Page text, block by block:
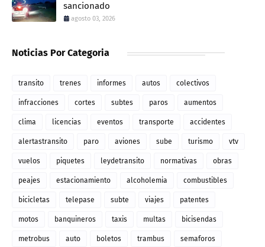
sancionado
agosto 03, 2026
Noticias Por Categoria
transito trenes informes autos colectivos
infracciones cortes subtes paros aumentos
clima licencias eventos transporte accidentes
alertastransito paro aviones sube turismo vtv
vuelos piquetes leydetransito normativas obras
peajes estacionamiento alcoholemia combustibles
bicicletas telepase subte viajes patentes
motos banquineros taxis multas bicisendas
metrobus auto boletos trambus semaforos